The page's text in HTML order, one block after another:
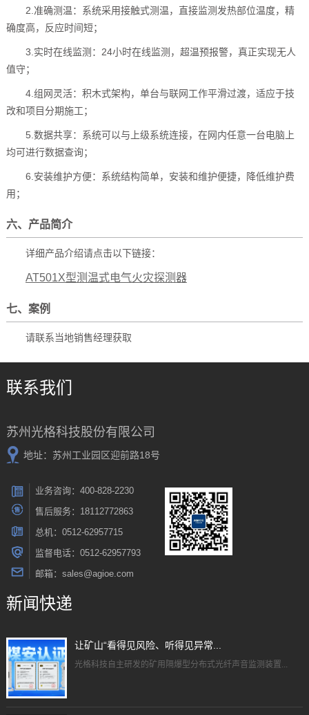
2.准确测温：系统采用接触式测温，直接监测发热部位温度，精
确度高，反应时间短；
3.实时在线监测：24小时在线监测，超温预报警，真正实现无人
值守；
4.组网灵活：积木式架构，单台与联网工作平滑过渡，适应于技
改和项目分期施工；
5.数据共享：系统可以与上级系统连接，在网内任意一台电脑上
均可进行数据查询；
6.安装维护方便：系统结构简单，安装和维护便捷，降低维护费
用；
六、产品简介
详细产品介绍请点击以下链接：
AT501X型测温式电气火灾探测器
七、案例
请联系当地销售经理获取
联系我们
苏州光格科技股份有限公司
地址：苏州工业园区迎前路18号
业务咨询：400-828-2230
售后服务：18112772863
总机：0512-62957715
监督电话：0512-62957793
邮箱：sales@agioe.com
新闻快递
让矿山“看得见风险、听得见异常...
光格科技自主研发的矿用隔爆型分布式光纤声音监测装置...